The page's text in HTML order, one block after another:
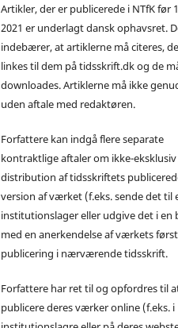
Artikler, der er publicerede i NTfK før
2021 er underlagt dansk ophavsret.
indebærer, at artiklerne må citeres,
linkes til dem på tidsskrift.dk og de
downloades. Artiklerne må ikke
uden aftale med redaktøren.
Forfattere kan indgå flere separate
kontraktlige aftaler om ikke-eksklusiv
distribution af tidsskriftets
version af værket (f.eks. sende det til
institutionslager eller udgive det i en
med en anerkendelse af værkets
publicering i nærværende tidsskrift.
Forfattere har ret til og opfordres til
publicere deres værker online (f.eks. i